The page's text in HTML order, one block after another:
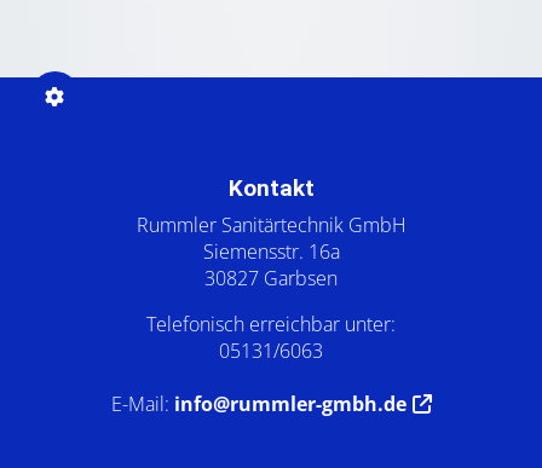
Kontakt
Rummler Sanitärtechnik GmbH
Siemensstr. 16a
30827 Garbsen
Telefonisch erreichbar unter:
05131/6063
E-Mail: info@rummler-gmbh.de